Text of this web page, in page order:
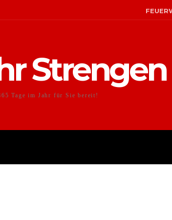
Strengen
Tage im Jahr für Sie bereit!